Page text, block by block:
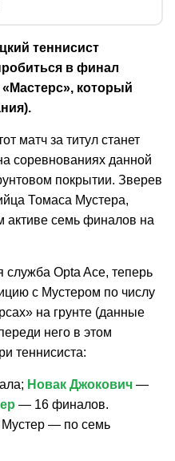
теннисист
в финал
который
матч за титул станет
соревнованиях данной
покрытии. Зверев
Томаса Мустера,
активе семь финалов на
служба Opta Ace, теперь
с Мустером по числу
на грунте (данные
него в этом
теннисиста:
Новак Джокович —
— 16 финалов.
Мустер — по семь